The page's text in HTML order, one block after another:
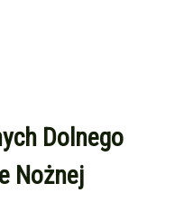
Dolnego
Nożnej